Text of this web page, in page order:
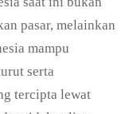
pasar, melainkan
mampu
serta
tercipta lewat